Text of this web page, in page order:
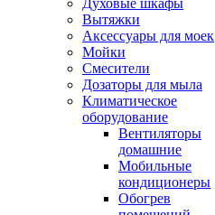
Духовые шкафы
Вытяжки
Аксессуары для моек
Мойки
Смесители
Дозаторы для мыла
Климатическое
оборудование
Вентиляторы
домашние
Мобильные
кондиционеры
Обогрев